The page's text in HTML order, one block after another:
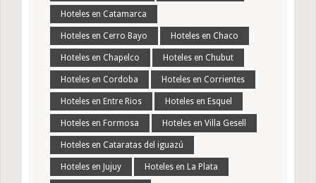
Hoteles en Catamarca
Hoteles en Cerro Bayo Hoteles en Chaco
Hoteles en Chapelco Hoteles en Chubut
Hoteles en Cordoba Hoteles en Corrientes
Hoteles en Entre Rios Hoteles en Esquel
Hoteles en Formosa Hoteles en Villa Gesell
Hoteles en Cataratas del iguazú
Hoteles en Jujuy Hoteles en La Plata